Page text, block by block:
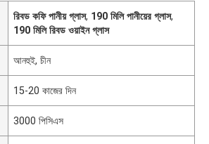
রিবড কফি পানীয় গ্লাস, 190 মিলি পানীয়ের গ্লাস,
190 মিলি রিবড ওয়াইন গ্লাস
আনহুই, চীন
15-20 কাজের দিন
3000 পিসিএস